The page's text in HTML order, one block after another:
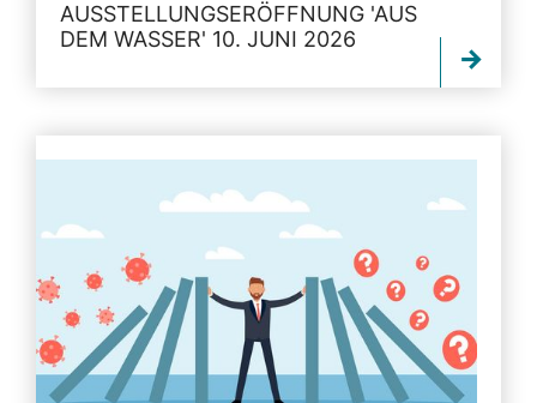
AUSSTELLUNGSERÖFFNUNG 'AUS
DEM WASSER' 10. JUNI 2026